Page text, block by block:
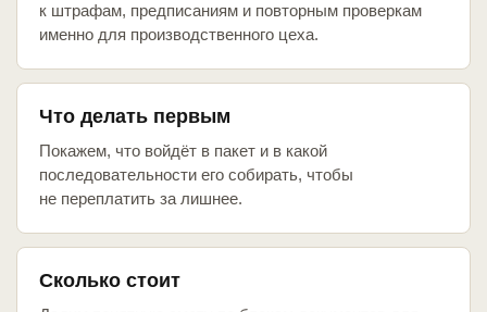
к штрафам, предписаниям и повторным проверкам
именно для производственного цеха.
Что делать первым
Покажем, что войдёт в пакет и в какой
последовательности его собирать, чтобы
не переплатить за лишнее.
Сколько стоит